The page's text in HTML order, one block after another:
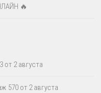
🔥
от 2 августа
570 от 2 августа